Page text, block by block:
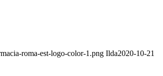
roma-est-logo-color-1.png Ilda2020-10-21